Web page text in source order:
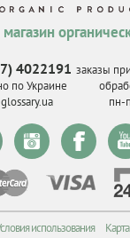
4022191
по Украине
заказы
пн-
использования